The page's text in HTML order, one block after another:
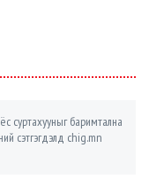
суртахууныг баримтална
сэтгэгдэлд chig.mn